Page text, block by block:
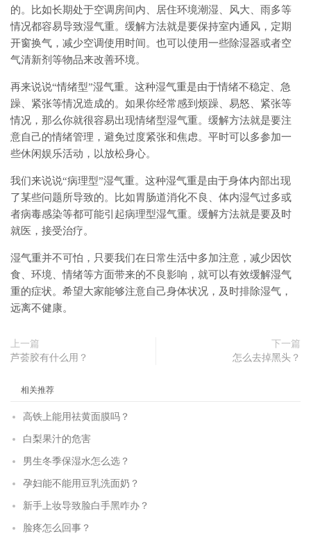
的。比如长期处于空调房间内、居住环境潮湿、风大、雨多等
情况都容易导致湿气重。缓解方法就是要保持室内通风，定期
开窗换气，减少空调使用时间。也可以使用一些除湿器或者空
气清新剂等物品来改善环境。
再来说说“情绪型”湿气重。这种湿气重是由于情绪不稳定、急
躁、紧张等情况造成的。如果你经常感到烦躁、易怒、紧张等
情况，那么你就很容易出现情绪型湿气重。缓解方法就是要注
意自己的情绪管理，避免过度紧张和焦虑。平时可以多参加一
些休闲娱乐活动，以放松身心。
我们来说说“病理型”湿气重。这种湿气重是由于身体内部出现
了某些问题所导致的。比如胃肠道消化不良、体内湿气过多或
者病毒感染等都可能引起病理型湿气重。缓解方法就是要及时
就医，接受治疗。
湿气重并不可怕，只要我们在日常生活中多加注意，减少因饮
食、环境、情绪等方面带来的不良影响，就可以有效缓解湿气
重的症状。希望大家能够注意自己身体状况，及时排除湿气，
远离不健康。
上一篇
芦荟胶有什么用？
下一篇
怎么去掉黑头？
相关推荐
高铁上能用祛黄面膜吗？
白梨果汁的危害
男生冬季保湿水怎么选？
孕妇能不能用豆乳洗面奶？
新手上妆导致脸白手黑咋办？
脸疼怎么回事？